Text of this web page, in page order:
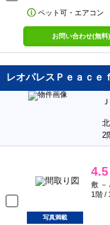
ペット可・エアコン
お問い合わせ(無料)
レオパレスＰｅａｃｅ
2
4.5
敷 －
1階 /
写真満載